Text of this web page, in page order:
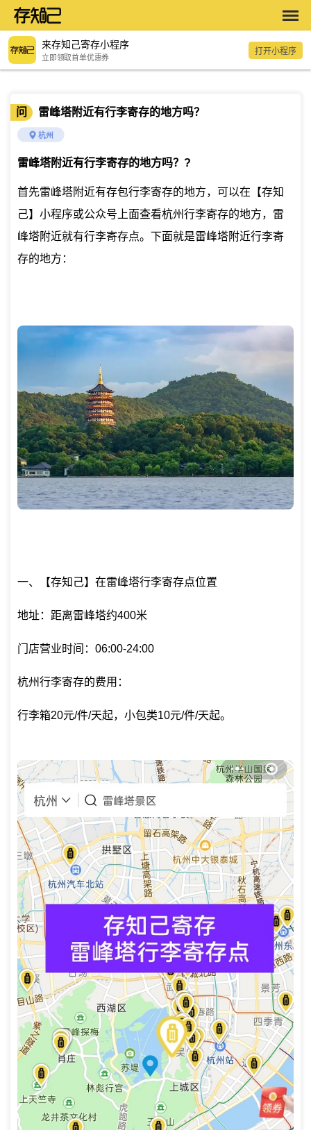
来存知己寄存小程序
立即领取首单优惠券
打开小程序
问 雷峰塔附近有行李寄存的地方吗？
杭州
雷峰塔附近有行李寄存的地方吗？ ?
首先雷峰塔附近有存包行李寄存的地方，可以在【存知
己】小程序或公众号上面查看杭州行李寄存的地方，雷
峰塔附近就有行李寄存点。下面就是雷峰塔附近行李寄
存的地方：
一、【存知己】在雷峰塔行李寄存点位置
地址：距离雷峰塔约400米
门店营业时间：06:00-24:00
杭州行李寄存的费用：
行李箱20元/件/天起，小包类10元/件/天起。